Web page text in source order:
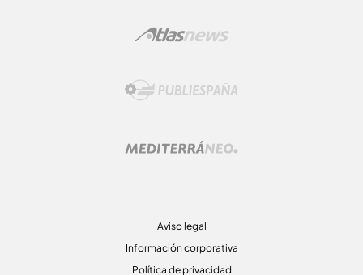
Aviso legal
Información corporativa
Política de privacidad